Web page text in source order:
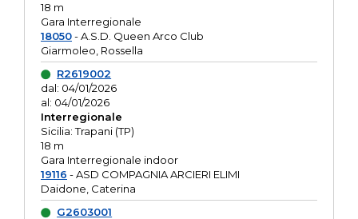
18 m
Gara Interregionale
18050- A.S.D. Queen Arco Club
Giarmoleo, Rossella
R2619002
dal: 04/01/2026
al: 04/01/2026
Interregionale
Sicilia: Trapani (TP)
18 m
Gara Interregionale indoor
19116 - ASD COMPAGNIA ARCIERI ELIMI
Daidone, Caterina
G2603001